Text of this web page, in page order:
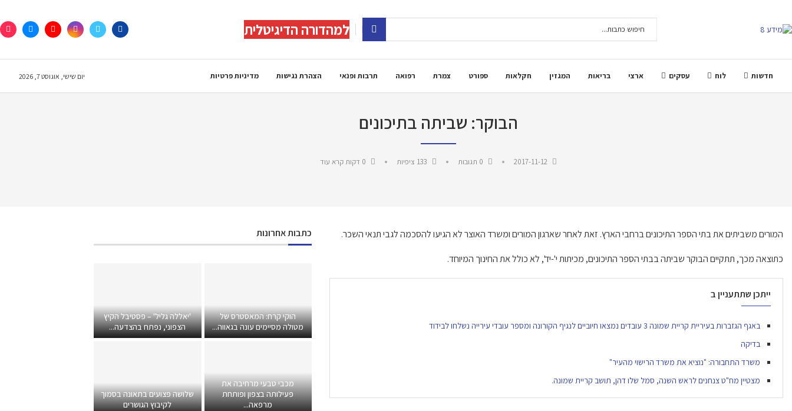
למהדורה הדיגיטלית
חדשות לוח עסקים ארצי בריאות המגזין חקלאות ספורט צמרת רפואה תרבות ופנאי הצהרת נגישות מדיניות פרטיות יום שישי, אוגוסט 7, 2026
הבוקר: שביתה בתיכונים
2017-11-12
133 ציפיות
המורים משביתים את בתי הספר התיכונים ברחבי הארץ. זאת לאחר שארגון המורים ומשרד האוצר לא הגיעו להסכמה לגבי תנאי השכר.
כתוצאה מכך, תתקיים הבוקר שביתה בבתי הספר התיכונים, מכיתות י'-יד', לא כולל את החינוך המיוחד.
ייתכן שתתעניין ב
באגף הגזברות בעיריית קריית שמונה 3 עובדים נמצאו חיוביים לנגיף הקורונה ומספר עובדי עירייה נשלחו לבידוד
בדיקה
משרד התחבורה: "נוציא את משרד הרישוי מהעיר"
מצטיין מח"ט צנחנים לראש השנה, סמל שלו דהן, תושב קריית שמונה.
כתבות אחרונות
הוקי קרח: המאסטרס של
מטולה מסיימים עונה בגאווה...
'יאללה גליל' – פסטיבל הקיץ
הצפוני, נפתח בהצדעה...
מכבי טבעי מרחיבה את
פעילותה בצפון ופותחת
מרפאה...
שלושה פצועים בתאונה בסמוך
לקיבוץ הגושרים